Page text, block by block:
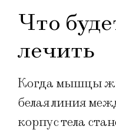
Что
лечить
Когда мышцы
белая линия
корпус тела